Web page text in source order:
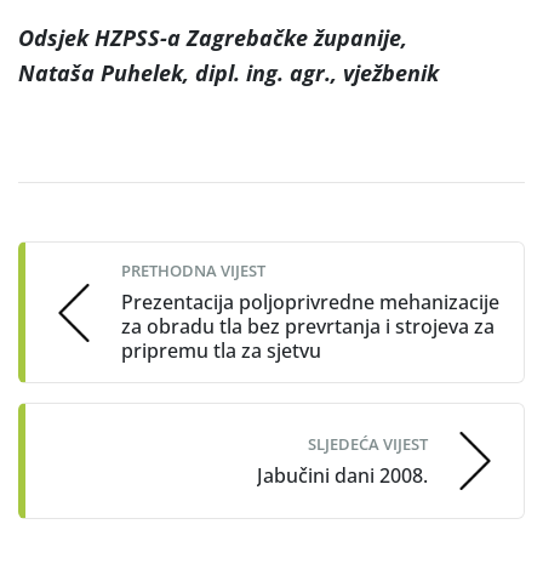
Odsjek HZPSS-a Zagrebačke županije,
Nataša Puhelek, dipl. ing. agr., vježbenik
navigation
PRETHODNA VIJEST
Prezentacija poljoprivredne mehanizacije
za obradu tla bez prevrtanja i strojeva za
pripremu tla za sjetvu
SLJEDEĆA VIJEST
Jabučini dani 2008.